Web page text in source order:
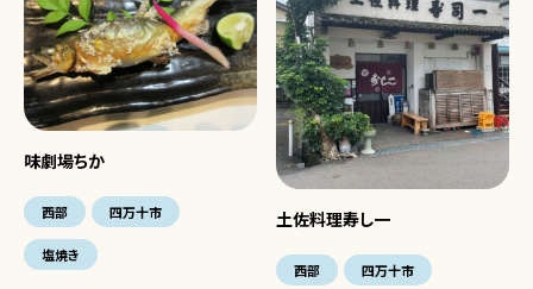
味劇場ちか
西部 四万十市
塩焼き
土佐料理寿し一
西部 四万十市